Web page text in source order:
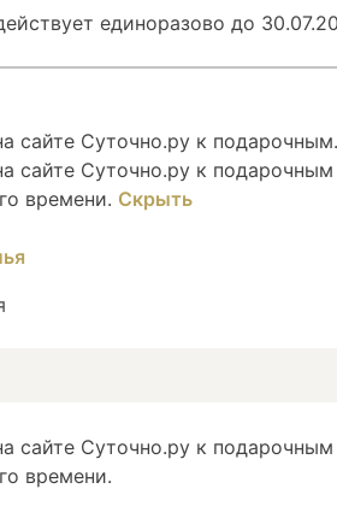
единоразово до
сайте Суточно.ру к
сайте Суточно.ру к
времени. Скрыть
сайте Суточно.ру к
времени.